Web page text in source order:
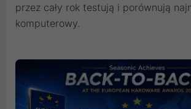
przez cały rok testują i porównują
komputerowy.